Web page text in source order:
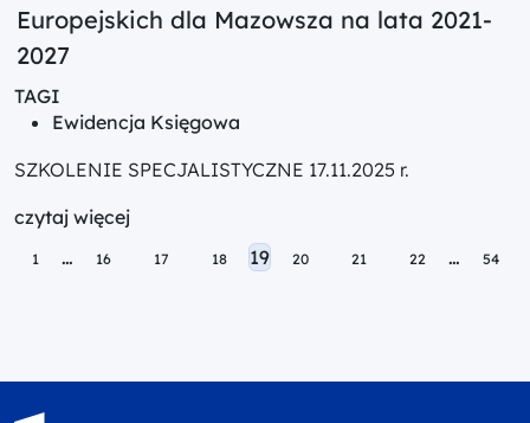
Europejskich dla Mazowsza na lata 2021-
2027
TAGI
Ewidencja Księgowa
SZKOLENIE SPECJALISTYCZNE 17.11.2025 r.
czytaj więcej
Posts navigation
1 … 16 17 18 19 20 21 22 … 54